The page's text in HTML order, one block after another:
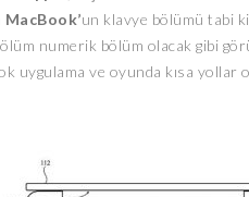
MacBook’un klavye bölümü tabi
numerik bölüm olacak gibi
uygulama ve oyunda kısa yollar